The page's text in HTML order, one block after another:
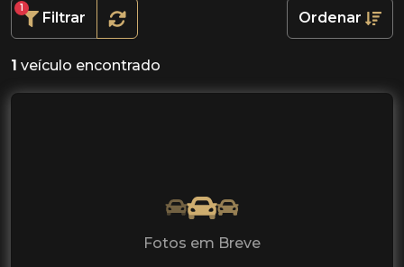
Filtrar
1
Ordenar
1 veículo encontrado
Fotos em Breve